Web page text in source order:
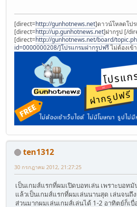
[direct=http://gunhotnews.net]ดาวน์โหลดโป
[direct=http://up.gunhotnews.net]ฝากรูป [/
[direct=http://gunhotnews.net/board/
id=0000000208/]โปรแกรมฝากรูปฟรีไม่ต้องเข้
ten1312
30 กรกฎาคม 2012, 21:27:25
เป็นเกมส์แรกที่ผมเปิดบอทเล่น เพราะบอทมั
แล้วเป็นเกมส์แรกที่ผมเล่นนานสุด เล่นจนถึง
ส่วนมากผมเล่นเกมส์เล่นได้ 1-2 อาทิตย์ก็เ